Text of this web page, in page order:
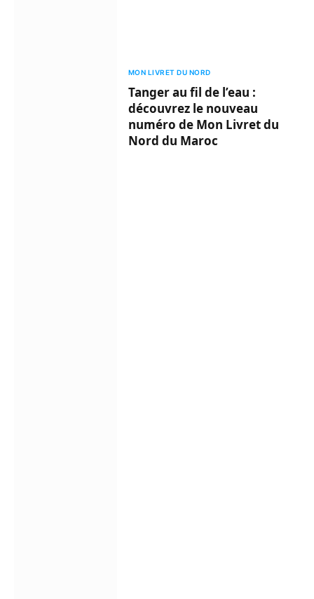
MON LIVRET DU NORD
Tanger au fil de l’eau :
découvrez le nouveau
numéro de Mon Livret du
Nord du Maroc